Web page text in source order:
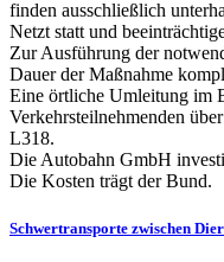
finden ausschließlich
Netzt statt und
Zur Ausführung der
Dauer der Maßnahme
Eine örtliche Umleitung im
Verkehrsteilnehmenden
L318.
Die Autobahn GmbH
Die Kosten trägt der Bund.
Schwertransporte zwischen